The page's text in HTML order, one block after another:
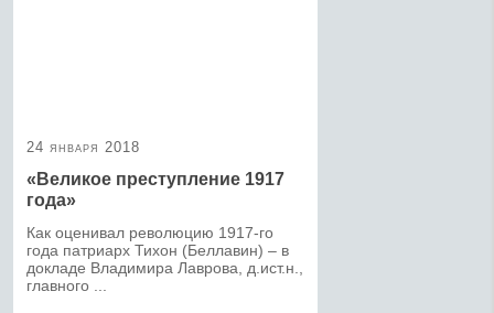
24 января 2018
«Великое преступление 1917
года»
Как оценивал революцию 1917-го
года патриарх Тихон (Беллавин) – в
докладе Владимира Лаврова, д.ист.н.,
главного ...